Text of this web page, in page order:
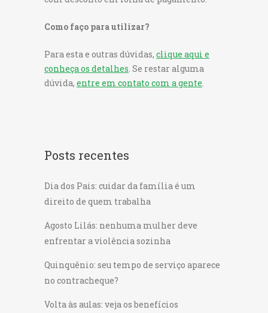
Como faço para utilizar?
Para esta e outras dúvidas, clique aqui e
conheça os detalhes . Se restar alguma
dúvida, entre em contato com a gente
Posts recentes
Dia dos Pais: cuidar da família é um
direito de quem trabalha
Agosto Lilás: nenhuma mulher deve
enfrentar a violência sozinha
Quinquênio: seu tempo de serviço aparece
no contracheque?
Volta às aulas: veja os benefícios